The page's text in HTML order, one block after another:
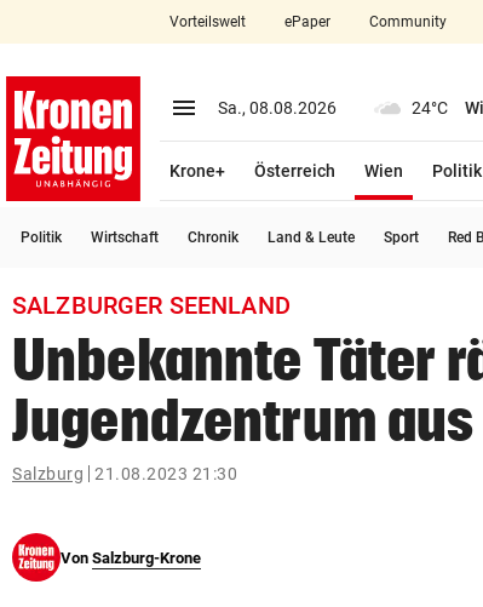
closeSchließen
account_circle Anmelden
arrow_right
bookmark
search
Suchbegriff
eingeben
© Krone Multimedia GmbH & Co KG 2026
Vorteilswelt ePaper Community
menu Menü aufklappen
Sa., 08.08.2026 24°C
Krone+ Österreich Wien
Politik
Politik Wirtschaft Chronik Land & Leute Sport Red
SALZBURGER SEENLAND
Unbekannte Täter
Jugendzentrum aus
Salzburg 21.08.2023 21:30
Von Salzburg-Krone